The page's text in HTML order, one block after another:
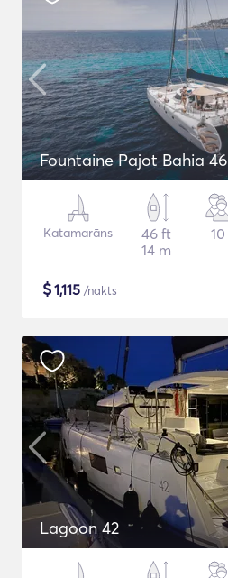
Fountaine Pajot Bahia 46
Katamarāns
46 ft
14 m
10
$1,115 /nakts
Lagoon 42